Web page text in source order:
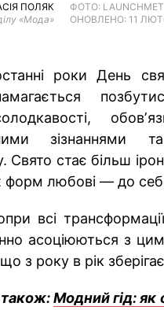
ПОЛЯК
«Мода»
ФОТО:
ОНОВЛЕНО: 11
роки День
зізнаннями
Свято стає більш
форм любові — до
всі
асоціюються з
що з року в рік
також:Модний гід: як